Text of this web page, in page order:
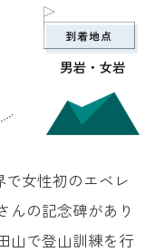
で女性初のエベレ
んの記念碑があり
山で登山訓練を行